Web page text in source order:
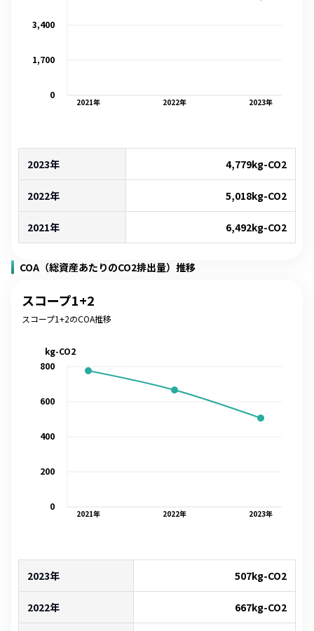
2021年 2022年 2023年
0
1,700
3,400
2023年 4,779kg-CO2
2022年 5,018kg-CO2
2021年 6,492kg-CO2
COA（総資産あたりのCO2排出量）推移
スコープ1+2
スコープ1+2のCOA推移
2021年 2022年 2023年
0
200
400
600
800
kg-CO2
2023年 507kg-CO2
2022年 667kg-CO2